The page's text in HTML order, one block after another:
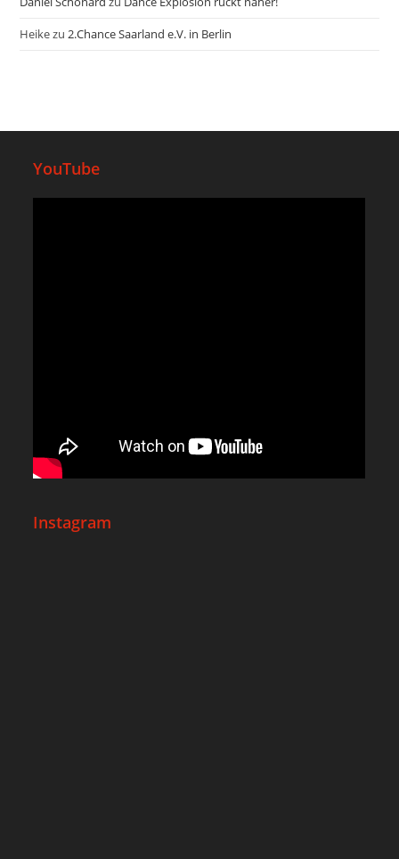
Heikezu2.Chance Saarland e.V. in Berlin
YouTube
Instagram